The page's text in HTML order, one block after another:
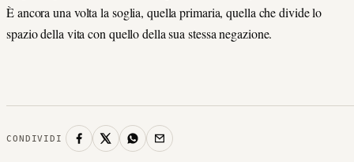
È ancora una volta la soglia, quella primaria, quella che divide lo
spazio della vita con quello della sua stessa negazione.
CONDIVIDI